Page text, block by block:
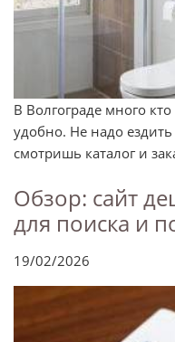
В Волгограде много
удобно. Не надо
смотришь каталог и
Обзор: сайт
для поиска и
19/02/2026